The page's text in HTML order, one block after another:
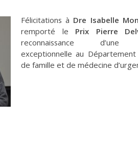
Félicitations à Dre Isabelle
remporté le Prix Pierre
reconnaissance d’une
exceptionnelle au
de famille et de médecine